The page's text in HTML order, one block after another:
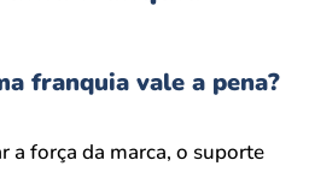
franquia vale a pena?
a força da marca, o suporte